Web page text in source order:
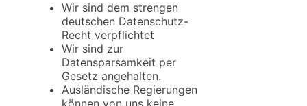
Wir sind dem strengen
deutschen Datenschutz-
Recht verpflichtet
Wir sind zur
Datensparsamkeit per
Gesetz angehalten.
Ausländische Regierungen